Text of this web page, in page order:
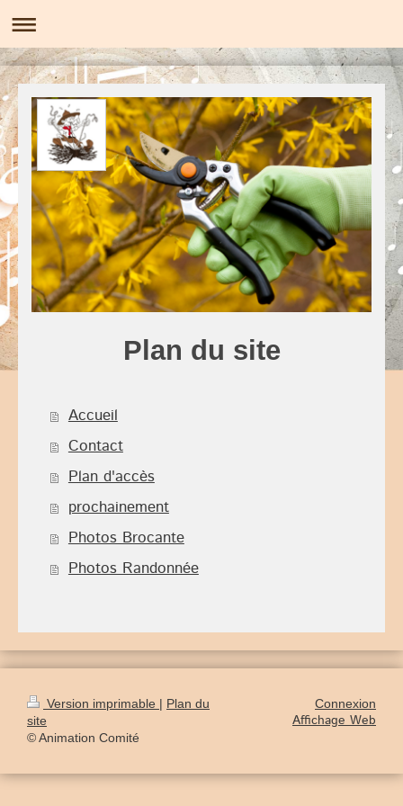
Plan du site
Accueil
Contact
Plan d'accès
prochainement
Photos Brocante
Photos Randonnée
Version imprimable | Plan du
site
© Animation Comité
Connexion
Affichage Web